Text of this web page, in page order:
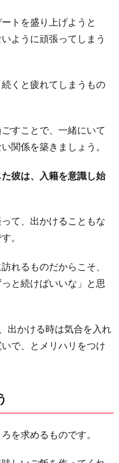
トを盛り上げようと
ように頑張ってしまう
くと疲れてしまうもの
すことで、一緒にいて
関係を築きましょう。
彼は、入籍を意識し始
て、出かけることもな
。
れるものだからこそ、
と続けばいいな」と思
出かける時は気合を入れ
で、とメリハリをつけ
を求めるものです。